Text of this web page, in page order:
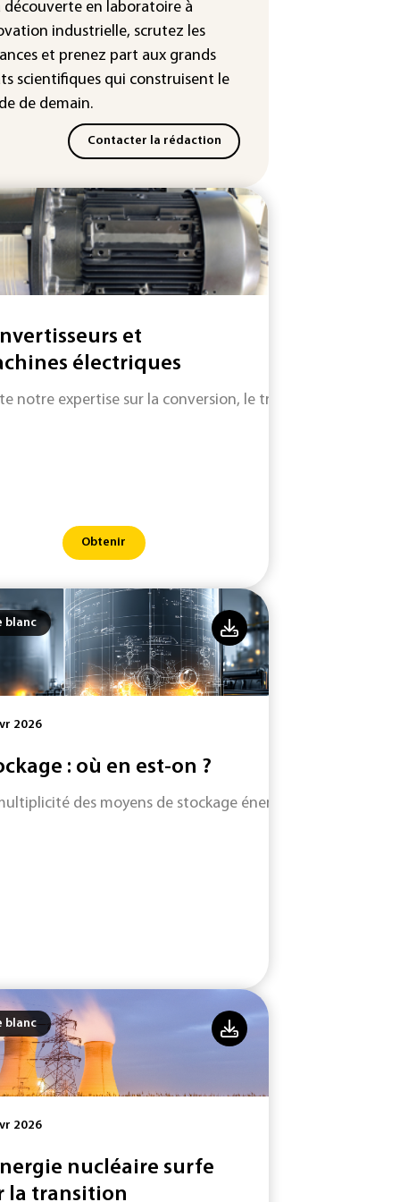
des prix du pétrole
découverte en laboratoire à
industrielle, scrutez les
et prenez part aux grands
scientifiques qui construisent le
de demain.
Contacter la rédaction
et
électriques
notre expertise sur la conversion, le traitement et les
Obtenir
blanc
2026
: où en est-on ?
des moyens de stockage énergétique se
blanc
2026
nucléaire surfe
la transition